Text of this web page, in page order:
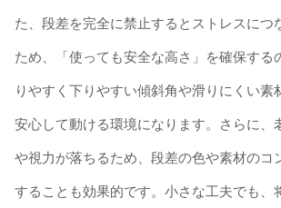
た、段差を完全に禁止するとストレスにつ
ため、「使っても安全な高さ」を確保する
りやすく下りやすい傾斜角や滑りにくい素
安心して動ける環境になります。さらに、
や視力が落ちるため、段差の色や素材のコ
することも効果的です。小さな工夫でも、